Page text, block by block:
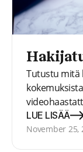
Tutustu mitä
halusimme
ehdokasta
LUE LISÄÄ
November 25,